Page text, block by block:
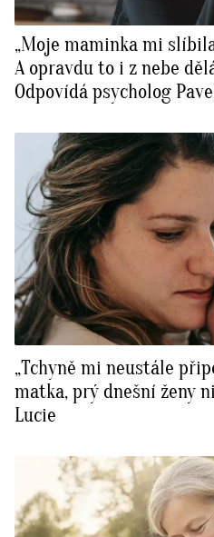
„Moje maminka mi
A opravdu to i z nebe
Odpovídá psycholog
„Tchyně mi neustále
matka, prý dnešní ženy
Lucie